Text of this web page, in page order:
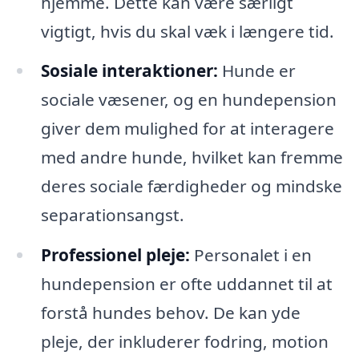
vigtigt, hvis du skal væk i længere tid.
Sosiale interaktioner: Hunde er
sociale væsener, og en hundepension
giver dem mulighed for at interagere
med andre hunde, hvilket kan fremme
deres sociale færdigheder og mindske
separationsangst.
Professionel pleje: Personalet i en
hundepension er ofte uddannet til at
forstå hundes behov. De kan yde
pleje, der inkluderer fodring, motion